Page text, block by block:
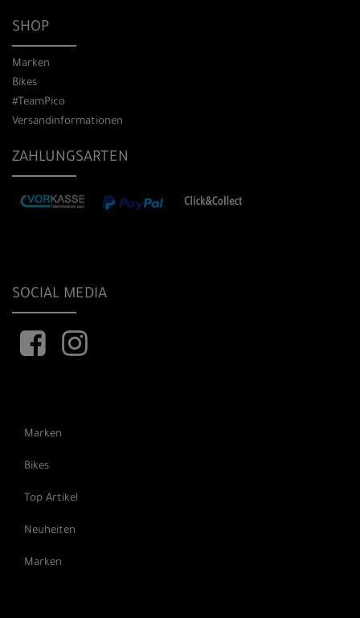
SHOP
Marken
Bikes
#TeamPico
Versandinformationen
ZAHLUNGSARTEN
SOCIAL MEDIA
Marken
Bikes
Top Artikel
Neuheiten
Marken